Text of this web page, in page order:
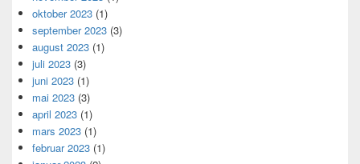
oktober 2023 (1)
september 2023 (3)
august 2023 (1)
juli 2023 (3)
juni 2023 (1)
mai 2023 (3)
april 2023 (1)
mars 2023 (1)
februar 2023 (1)